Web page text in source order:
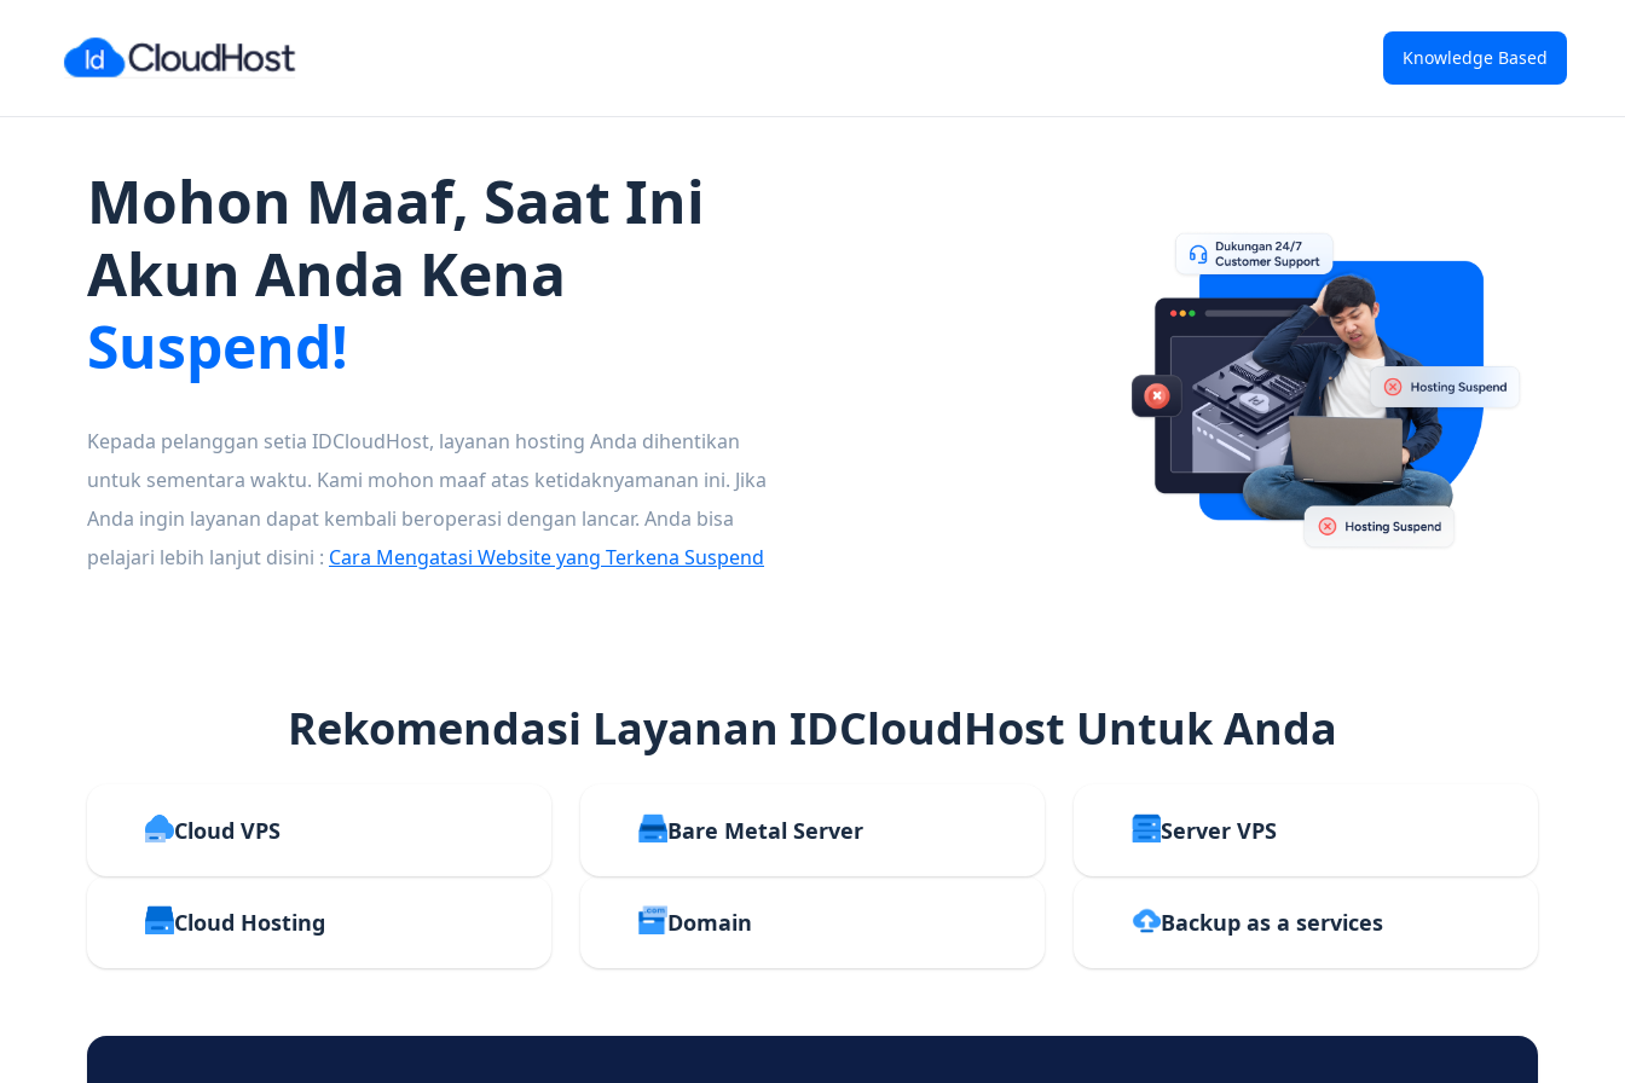
Knowledge Based
Mohon Maaf, Saat Ini
Akun Anda Kena
Suspend!
Kepada pelanggan setia IDCloudHost, layanan hosting Anda dihentikan
untuk sementara waktu. Kami mohon maaf atas ketidaknyamanan ini. Jika
Anda ingin layanan dapat kembali beroperasi dengan lancar. Anda bisa
pelajari lebih lanjut disini : Cara Mengatasi Website yang Terkena Suspend
Rekomendasi Layanan IDCloudHost Untuk Anda
Cloud VPS Bare Metal Server Server VPS
Cloud Hosting Domain Backup as a services